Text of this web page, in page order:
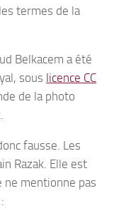
termes de la
Belkacem a été
sous licence CC
de la photo
fausse. Les
Razak. Elle est
ne mentionne pas